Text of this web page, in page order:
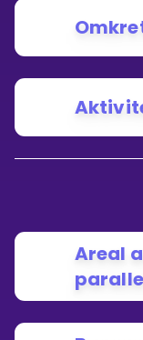
Areal